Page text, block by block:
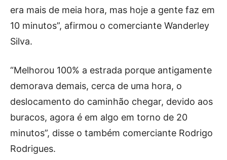
era mais de meia hora, mas hoje a gente faz em
10 minutos”, afirmou o comerciante Wanderley
Silva.
“Melhorou 100% a estrada porque antigamente
demorava demais, cerca de uma hora, o
deslocamento do caminhão chegar, devido aos
buracos, agora é em algo em torno de 20
minutos”, disse o também comerciante Rodrigo
Rodrigues.